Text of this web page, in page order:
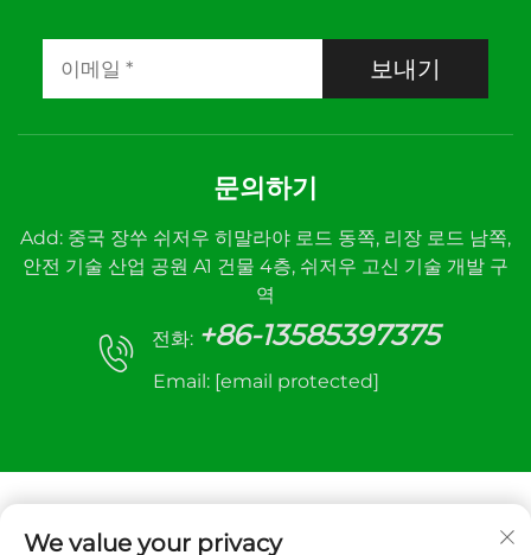
보내기
문의하기
Add: 중국 장쑤 쉬저우 히말라야 로드 동쪽, 리장 로드 남쪽,
안전 기술 산업 공원 A1 건물 4층, 쉬저우 고신 기술 개발 구
역
전화: +86-13585397375
Email: [email protected]
We value your privacy